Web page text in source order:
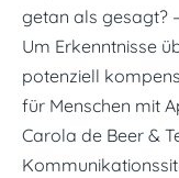
getan als gesagt?
Um Erkenntnisse
potenziell
für Menschen mit
Carola de Beer &